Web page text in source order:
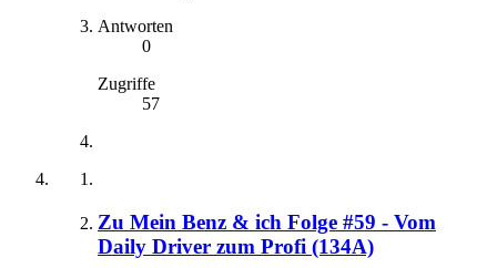
Antworten
0
Zugriffe
57
Zu Mein Benz & ich Folge #59 - Vom
Daily Driver zum Profi (134A)